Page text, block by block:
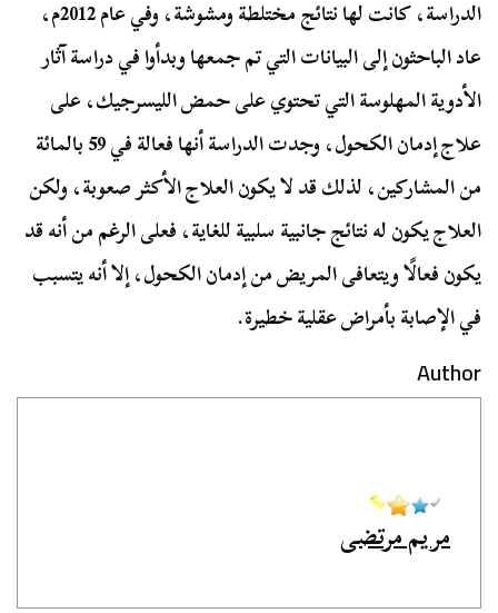
الدراسة، كانت لها نتائج مختلطة ومشوشة، وفي عام 2012م،
عاد الباحثون إلى البيانات التي تم جمعها وبدأوا في دراسة آثار
الأدوية المهلوسة التي تحتوي على حمض الليسرجيك، على
علاج إدمان الكحول، وجدت الدراسة أنها فعالة في 59 بالمائة
من المشاركين، لذلك قد لا يكون العلاج الأكثر صعوبة، ولكن
العلاج يكون له نتائج جانبية سلبية للغاية، فعلى الرغم من أنه قد
يكون فعالًا ويتعافى المريض من إدمان الكحول، إلا أنه يتسبب
في الإصابة بأمراض عقلية خطيرة.
Author
مريم مرتضى